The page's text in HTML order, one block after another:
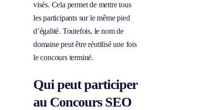
visés. Cela permet de mettre tous
les participants sur le même pied
d’égalité. Toutefois, le nom de
domaine peut être réutilisé une fois
le concours terminé.
Qui peut participer
au Concours SEO